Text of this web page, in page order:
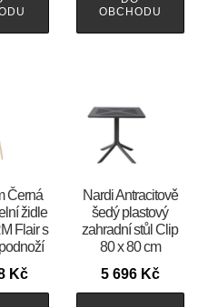
OBCHODU
Černá
židle
Flair s
Kč
Nardi Antracitově
šedý plastový
zahradní stůl Clip
80 x 80 cm
5 696 Kč